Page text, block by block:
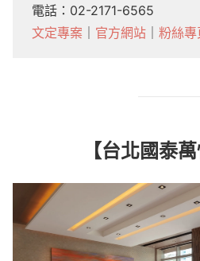
電話：02-2171-6565
文定專案
官方網站 粉絲專
【台北國泰